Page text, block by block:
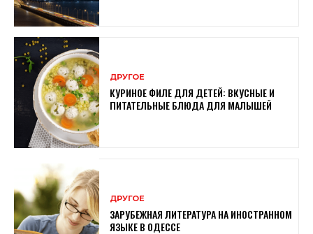
ДРУГОЕ
КУРИНОЕ ФИЛЕ ДЛЯ ДЕТЕЙ: ВКУСНЫЕ И
ПИТАТЕЛЬНЫЕ БЛЮДА ДЛЯ МАЛЫШЕЙ
ДРУГОЕ
ЗАРУБЕЖНАЯ ЛИТЕРАТУРА НА ИНОСТРАННОМ
ЯЗЫКЕ В ОДЕССЕ